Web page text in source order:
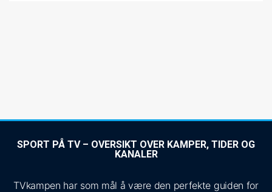
SPORT PÅ TV – OVERSIKT OVER KAMPER, TIDER OG
KANALER
TVkampen har som mål å være den perfekte guiden for